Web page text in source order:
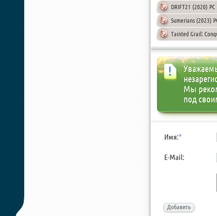
DRIFT21 (2020)
Sumerians (2023)
Tainted Grail:
Мы
под
Имя:*
E-Mail:
Добавить